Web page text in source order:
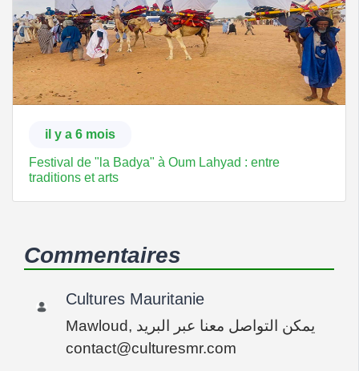
il y a 6 mois
Festival de "la Badya" à Oum Lahyad : entre
traditions et arts
Commentaires
Cultures Mauritanie
Mawloud, يمكن التواصل معنا عبر البريد
contact@culturesmr.com